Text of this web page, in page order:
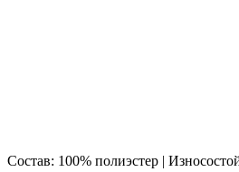
Состав: 100% полиэстер |